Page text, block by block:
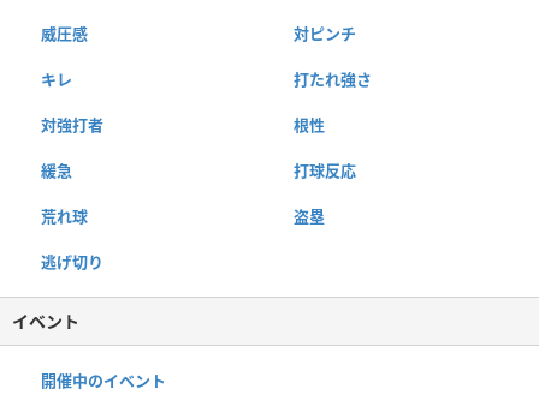
威圧感 対ピンチ
キレ 打たれ強さ
対強打者 根性
緩急 打球反応
荒れ球 盗塁
逃げ切り
イベント
開催中のイベント